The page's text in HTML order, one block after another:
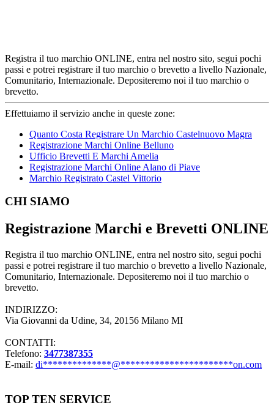
Registra il tuo marchio ONLINE, entra nel nostro sito, segui pochi
passi e potrei registrare il tuo marchio o brevetto a livello Nazionale,
Comunitario, Internazionale. Depositeremo noi il tuo marchio o
brevetto.
Effettuiamo il servizio anche in queste zone:
Quanto Costa Registrare Un Marchio Castelnuovo Magra
Registrazione Marchi Online Belluno
Ufficio Brevetti E Marchi Amelia
Registrazione Marchi Online Alano di Piave
Marchio Registrato Castel Vittorio
Footer
CHI SIAMO
Registrazione Marchi e Brevetti ONLINE
Registra il tuo marchio ONLINE, entra nel nostro sito, segui pochi
passi e potrei registrare il tuo marchio o brevetto a livello Nazionale,
Comunitario, Internazionale. Depositeremo noi il tuo marchio o
brevetto.
INDIRIZZO:
Via Giovanni da Udine, 34, 20156 Milano MI
CONTATTI:
Telefono: 3477387355
E-mail: di**************@***********************on.com
TOP TEN SERVICE